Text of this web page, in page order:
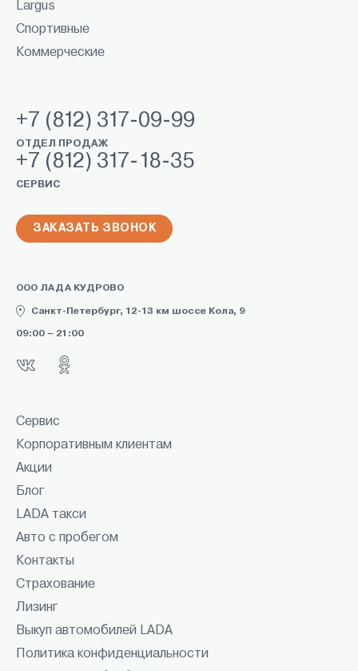
Largus
Спортивные
Коммерческие
+7 (812) 317-09-99
ОТДЕЛ ПРОДАЖ
+7 (812) 317-18-35
СЕРВИС
ЗАКАЗАТЬ ЗВОНОК
ООО ЛАДА КУДРОВО
Санкт-Петербург, 12-13 км шоссе Кола, 9
09:00 – 21:00
Сервис
Корпоративным клиентам
Акции
Блог
LADA такси
Авто с пробегом
Контакты
Страхование
Лизинг
Выкуп автомобилей LADA
Политика конфиденциальности